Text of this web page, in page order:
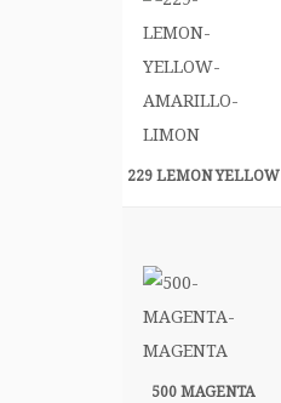
229 LEMON YELLOW
500 MAGENTA